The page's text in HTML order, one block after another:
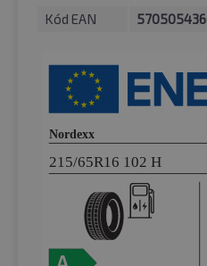
Kód EAN